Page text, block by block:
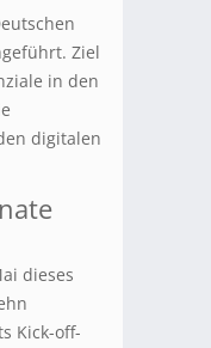
Ziel
in den
digitalen
dieses
Kick-off-